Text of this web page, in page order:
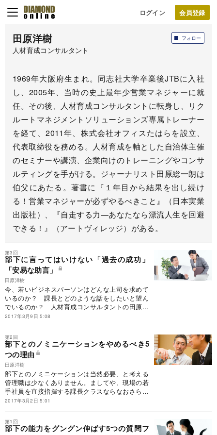
ログイン
フォロー
田原洋樹
人材育成コンサルタント
1969年大阪府生まれ。同志社大学卒業後JTBに入社
し、2005年、当時の史上最年少営業マネジャーに就
任。その後、人材育成コンサルタントに転身し、リク
ルートマネジメントソリューションズ専属トレーナー
を経て、2011年、株式会社オフィスたはらを設立、
代表取締役を務める。人材育成を軸とした自治体主催
のセミナーや講演、企業向けのトレーニングやコンサ
ルティングを手がける。ジャーナリスト田原総一朗は
伯父にあたる。著書に『１年目から結果を出し続け
る！営業マネジャーが必ずやるべきこと』（日本実業
出版社）、『自走する力―あなたなら漂流人生を回避
できる！』（アートヴィレッジ）がある。
第3回
部下に言ってはいけない「過去の成功」
「安易な助言」
田原洋樹
今、若いビジネスパーソンはどんな上司を求めて
いるのか？ 課長とどのような話をしたいと望ん
でいるのか？ 人材育成コンサルタントの田原洋
樹氏が教える、最適なコミュニケーションのあり
2017年3月9日 5:08
第2回
部下とのノミニケーションをやめるべき5
つの理由
田原洋樹
部下とのノミニケーションは当然必要、と考える
管理職は少なくありません。ましてや、現場の若
手社員を直接指揮する課長クラスならなおさらの
こと。しかし人材育成コンサルタントの田原洋樹
ほうが多いと断言します。
2017年3月2日 5:01
第1回
部下の能力をグングン伸ばす5つの質問フ